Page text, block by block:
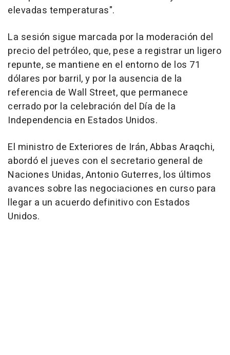
elevadas temperaturas".
La sesión sigue marcada por la moderación del
precio del petróleo, que, pese a registrar un ligero
repunte, se mantiene en el entorno de los 71
dólares por barril, y por la ausencia de la
referencia de Wall Street, que permanece
cerrado por la celebración del Día de la
Independencia en Estados Unidos.
El ministro de Exteriores de Irán, Abbas Araqchi,
abordó el jueves con el secretario general de
Naciones Unidas, Antonio Guterres, los últimos
avances sobre las negociaciones en curso para
llegar a un acuerdo definitivo con Estados
Unidos.